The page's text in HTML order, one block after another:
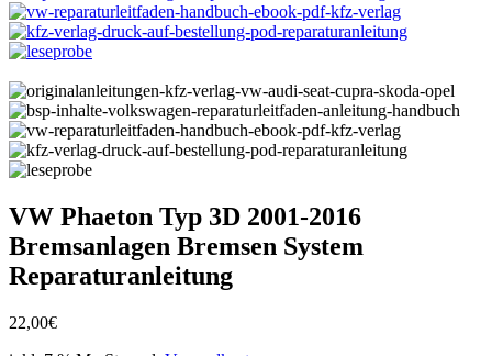
VW Phaeton Typ 3D 2001-2016
Bremsanlagen Bremsen System
Reparaturanleitung
22,00€